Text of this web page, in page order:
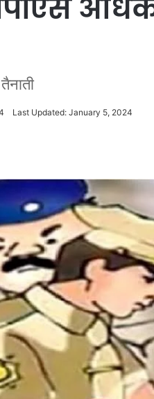
Last Updated: January 5, 2024